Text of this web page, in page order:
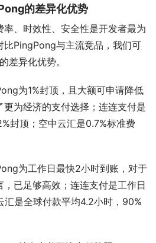
的差异化优势
率、时效性、安全性是开发者最为
比PingPong与主流竞品，我们可
差异化优势。
为1%封顶，且大额可申请降低
为经济的支付选择；连连支付是
封顶；空中云汇是0.7%标准费
为工作日最快2小时到账，对于
已足够高效；连连支付是工作日
汇是全球付款平均4.2小时，90%